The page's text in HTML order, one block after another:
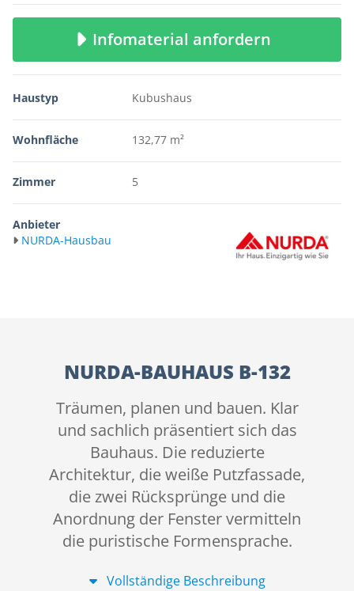
Infomaterial anfordern
Haustyp Kubushaus
Wohnfläche 132,77 m²
Zimmer 5
Anbieter
NURDA-Hausbau
NURDA-BAUHAUS B-132
Träumen, planen und bauen. Klar
und sachlich präsentiert sich das
Bauhaus. Die reduzierte
Architektur, die weiße Putzfassade,
die zwei Rücksprünge und die
Anordnung der Fenster vermitteln
die puristische Formensprache.
Vollständige Beschreibung